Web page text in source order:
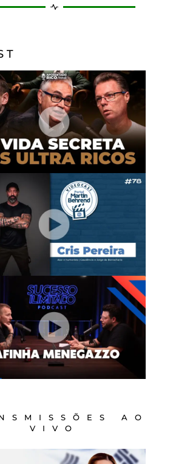
T
AO
VIVO